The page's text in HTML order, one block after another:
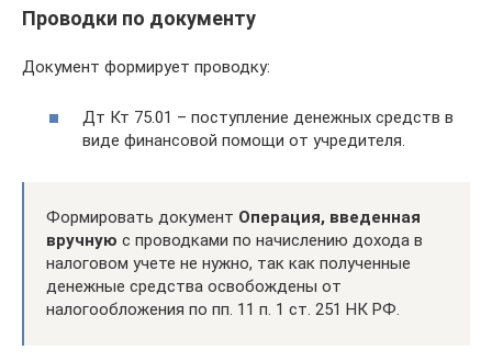
Проводки по документу
Документ формирует проводку:
Дт Кт 75.01 – поступление денежных средств в
виде финансовой помощи от учредителя.
Формировать документ Операция, введенная
вручную с проводками по начислению дохода в
налоговом учете не нужно, так как полученные
денежные средства освобождены от
налогообложения по пп. 11 п. 1 ст. 251 НК РФ.